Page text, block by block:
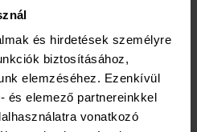
és hirdetések személyre
biztosításához,
elemzéséhez. Ezenkívül
és elemező partnereinkkel
vonatkozó
hogy azok
a legelterjedtebb
a már megjelent
kezelésére szolgál.